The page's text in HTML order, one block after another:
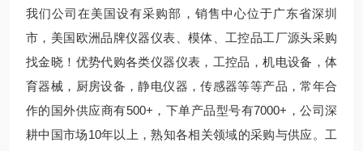
我们公司在美国设有采购部，销售中心位于广东省深圳
市，美国欧洲品牌仪器仪表、模体、工控品工厂源头采购
找金晓！优势代购各类仪器仪表，工控品，机电设备，体
育器械，厨房设备，静电仪器，传感器等等产品，常年合
作的国外供应商有500+，下单产品型号有7000+，公司深
耕中国市场10年以上，熟知各相关领域的采购与供应。工